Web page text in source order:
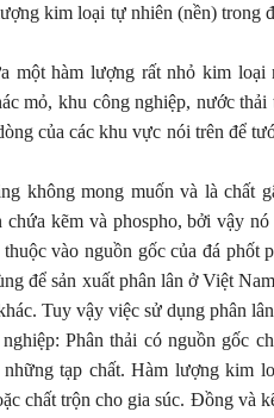
kim loại tự nhiên (nền) trong
một hàm lượng rất nhỏ kim
mỏ, khu công nghiệp, nước
của các khu vực nói trên để
không mong muốn và là chất
kẽm và phospho, bởi vậy
vào nguồn gốc của đá phốt
để sản xuất phân lân ở Việt
Tuy vậy việc sử dụng phân
Phân thải có nguồn gốc
tạp chất. Hàm lượng kim
chất trộn cho gia súc. Đồng và